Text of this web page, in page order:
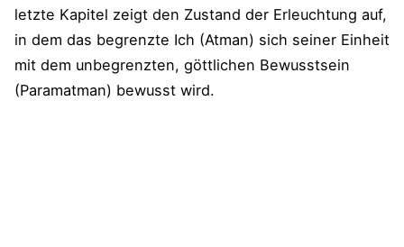
letzte Kapitel zeigt den Zustand der Erleuchtung auf,
in dem das begrenzte Ich (Atman) sich seiner Einheit
mit dem unbegrenzten, göttlichen Bewusstsein
(Paramatman) bewusst wird.